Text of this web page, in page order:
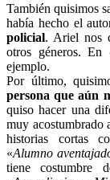
También quisimos
había hecho el
policial. Ariel nos
otros géneros. En
ejemplo.
Por último,
persona que aún
quiso hacer una
muy acostumbrado
historias cortas
«Alumno
tiene costumbre